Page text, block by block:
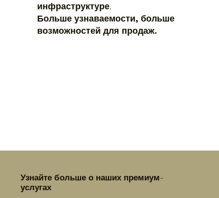
инфраструктуре.
Больше узнаваемости, больше
возможностей для продаж.
Узнайте больше о наших премиум-
услугах